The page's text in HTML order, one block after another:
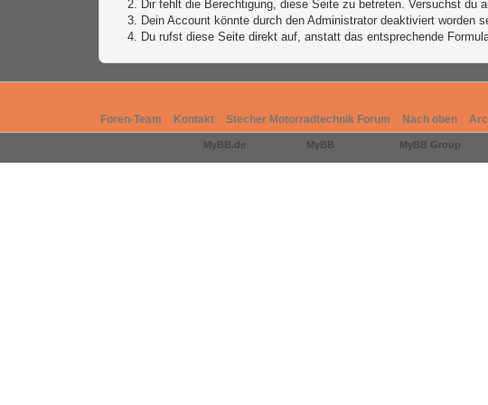
Dir fehlt die Berechtigung, diese Seite zu betreten. Versuchst du
Dein Account könnte durch den Administrator deaktiviert worden
Du rufst diese Seite direkt auf, anstatt das entsprechende
Foren-Team Kontakt Stecher Motorradtechnik Forum Nach oben
MyBB.de MyBB MyBB Group